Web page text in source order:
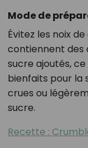
Mode de
Évitez les noix
contiennent des
sucre ajoutés,
bienfaits pour la
crues ou
sucre.
Recette :